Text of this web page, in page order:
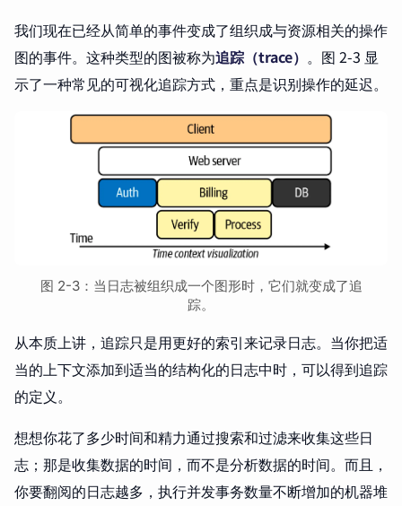
我们现在已经从简单的事件变成了组织成与资源相关的操作
图的事件。这种类型的图被称为追踪（trace） 。图 2-3 显
示了一种常见的可视化追踪方式，重点是识别操作的延迟。
图 2-3：当日志被组织成一个图形时，它们就变成了追
踪。
从本质上讲，追踪只是用更好的索引来记录日志。当你把适
当的上下文添加到适当的结构化的日志中时，可以得到追踪
的定义。
想想你花了多少时间和精力通过搜索和过滤来收集这些日
志；那是收集数据的时间，而不是分析数据的时间。而且，
你要翻阅的日志越多，执行并发事务数量不断增加的机器堆